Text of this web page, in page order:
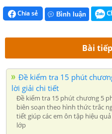
Chia sẻ Bình luận
Bài
Đề kiểm tra 15 phút
lời giải chi tiết
Đề kiểm tra 15 phút chương 5
biên soạn theo hình thức trắc
tiết giúp các em ôn tập hiệu
lớp